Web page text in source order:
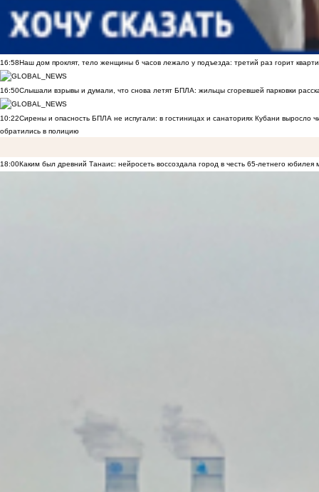
16:58Наш дом проклят, тело женщины 6 часов лежало у подъезда: третий раз горит
16:50Слышали взрывы и думали, что снова летят БПЛА: жильцы сгоревшей парковки
10:22Сирены и опасность БПЛА не испугали: в гостиницах и санаториях Кубани выросло
обратились в полицию
18:00Каким был древний Танаис: нейросеть воссоздала город в честь 65-летнего юбилея